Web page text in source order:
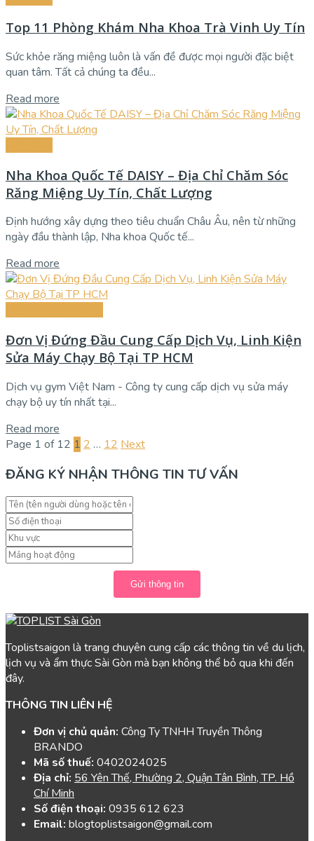
Top 11 Phòng Khám Nha Khoa Trà Vinh Uy Tín
Sức khỏe răng miệng luôn là vấn đề được mọi người đặc biệt
quan tâm. Tất cả chúng ta đều...
Read more
Nha Khoa Quốc Tế DAISY – Địa Chỉ Chăm Sóc
Răng Miệng Uy Tín, Chất Lượng
Định hướng xây dựng theo tiêu chuẩn Châu Âu, nên từ những
ngày đầu thành lập, Nha khoa Quốc tế...
Read more
Đơn Vị Đứng Đầu Cung Cấp Dịch Vụ, Linh Kiện
Sửa Máy Chạy Bộ Tại TP HCM
Dịch vụ gym Việt Nam - Công ty cung cấp dịch vụ sửa máy
chạy bộ uy tín nhất tại...
Read more
Page 1 of 12 1 2 … 12 Next
ĐĂNG KÝ NHẬN THÔNG TIN TƯ VẤN
Gửi thông tin
Toplistsaigon là trang chuyên cung cấp các thông tin về du lịch,
lịch vụ và ẩm thực Sài Gòn mà bạn không thể bỏ qua khi đến
đây.
THÔNG TIN LIÊN HỆ
Đơn vị chủ quản: Công Ty TNHH Truyền Thông
BRANDO
Mã số thuế: 0402024025
Địa chỉ: 56 Yên Thế, Phường 2, Quận Tân Bình, TP. Hồ
Chí Minh
Số điện thoại: 0935 612 623
Email: blogtoplistsaigon@gmail.com